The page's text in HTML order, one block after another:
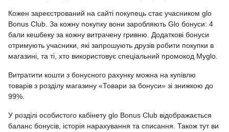
Кожен зареєстрований на сайті покупець стає учасником glo
Bonus Club. За кожну покупку вони заробляють Glo бонуси: 4
бали кешбеку за кожну витрачену гривню. Додаткові бонуси
отримують учасники, які запрошують друзів робити покупки в
магазині, та ті, хто використовує спеціальний промокод Myglo.
Витратити кошти з бонусного рахунку можна на купівлю
товарів з розділу магазину «Товари за бонуси» зі знижкою до
99%.
У розділі особистого кабінету glo Bonus Club відображається
баланс бонусів, історія нарахування та списання. Також тут ви